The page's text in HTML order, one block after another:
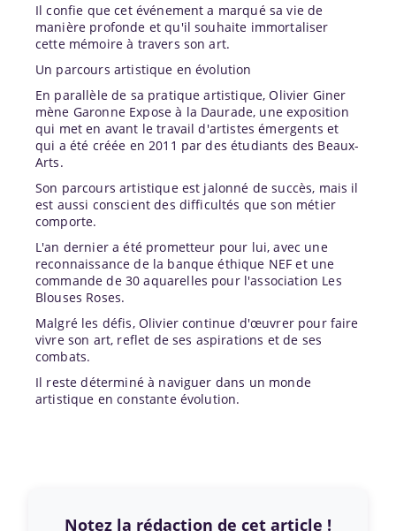
Il confie que cet événement a marqué sa vie de
manière profonde et qu'il souhaite immortaliser
cette mémoire à travers son art.
Un parcours artistique en évolution
En parallèle de sa pratique artistique, Olivier Giner
mène Garonne Expose à la Daurade, une exposition
qui met en avant le travail d'artistes émergents et
qui a été créée en 2011 par des étudiants des Beaux-
Arts.
Son parcours artistique est jalonné de succès, mais il
est aussi conscient des difficultés que son métier
comporte.
L'an dernier a été prometteur pour lui, avec une
reconnaissance de la banque éthique NEF et une
commande de 30 aquarelles pour l'association Les
Blouses Roses.
Malgré les défis, Olivier continue d'œuvrer pour faire
vivre son art, reflet de ses aspirations et de ses
combats.
Il reste déterminé à naviguer dans un monde
artistique en constante évolution.
Notez la rédaction de cet article !